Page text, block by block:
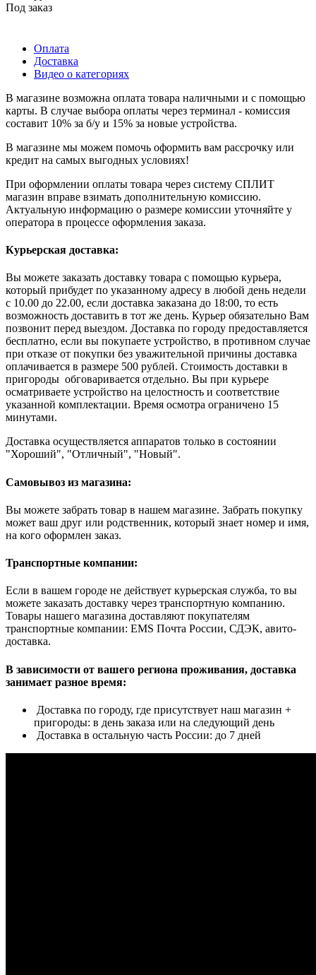
Под заказ
Оплата
Доставка
Видео о категориях
В магазине возможна оплата товара наличными и с помощью
карты. В случае выбора оплаты через терминал - комиссия
составит 10% за б/у и 15% за новые устройства.
В магазине мы можем помочь оформить вам рассрочку или
кредит на самых выгодных условиях!
При оформлении оплаты товара через систему СПЛИТ
магазин вправе взимать дополнительную комиссию.
Актуальную информацию о размере комиссии уточняйте у
оператора в процессе оформления заказа.
Курьерская доставка:
Вы можете заказать доставку товара с помощью курьера,
который прибудет по указанному адресу в любой день недели
с 10.00 до 22.00, если доставка заказана до 18:00, то есть
возможность доставить в тот же день. Курьер обязательно Вам
позвонит перед выездом. Доставка по городу предоставляется
бесплатно, если вы покупаете устройство, в противном случае
при отказе от покупки без уважительной причины доставка
оплачивается в размере 500 рублей. Стоимость доставки в
пригороды обговаривается отдельно. Вы при курьере
осматриваете устройство на целостность и соответствие
указанной комплектации. Время осмотра ограничено 15
минутами.
Доставка осуществляется аппаратов только в состоянии
"Хороший", "Отличный", "Новый".
Самовывоз из магазина:
Вы можете забрать товар в нашем магазине. Забрать покупку
может ваш друг или родственник, который знает номер и имя,
на кого оформлен заказ.
Транспортные компании:
Если в вашем городе не действует курьерская служба, то вы
можете заказать доставку через транспортную компанию.
Товары нашего магазина доставляют покупателям
транспортные компании: EMS Почта России, СДЭК, авито-
доставка.
В зависимости от вашего региона проживания, доставка
занимает разное время:
Доставка по городу, где присутствует наш магазин +
пригороды: в день заказа или на следующий день
Доставка в остальную часть России: до 7 дней